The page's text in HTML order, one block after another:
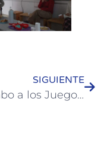
SIGUIENTE
Rumbo a los Juegos Entrerrianos: Exitosa participación de adultos mayores de Colón en la etapa departamental de Villa Elisa